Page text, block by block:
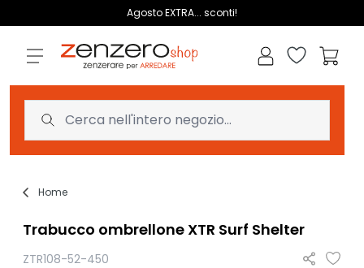
Agosto EXTRA... sconti!
Lista dei
Home
Trabucco ombrellone XTR Surf Shelter
ZTR108-52-450